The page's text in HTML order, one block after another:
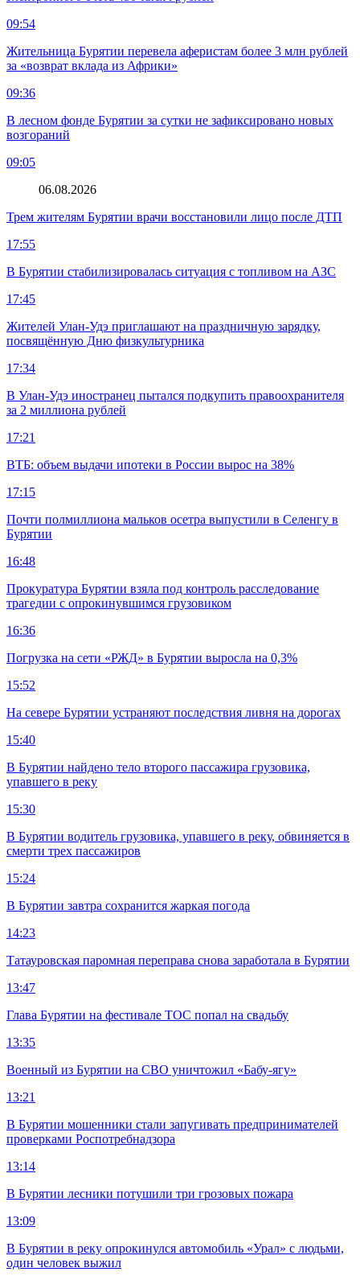
09:54
Жительница Бурятии перевела аферистам более 3 млн рублей
за «возврат вклада из Африки»
09:36
В лесном фонде Бурятии за сутки не зафиксировано новых
возгораний
09:05
06.08.2026
Трем жителям Бурятии врачи восстановили лицо после ДТП
17:55
В Бурятии стабилизировалась ситуация с топливом на АЗС
17:45
Жителей Улан-Удэ приглашают на праздничную зарядку,
посвящённую Дню физкультурника
17:34
В Улан-Удэ иностранец пытался подкупить правоохранителя
за 2 миллиона рублей
17:21
ВТБ: объем выдачи ипотеки в России вырос на 38%
17:15
Почти полмиллиона мальков осетра выпустили в Селенгу в
Бурятии
16:48
Прокуратура Бурятии взяла под контроль расследование
трагедии с опрокинувшимся грузовиком
16:36
Погрузка на сети «РЖД» в Бурятии выросла на 0,3%
15:52
На севере Бурятии устраняют последствия ливня на дорогах
15:40
В Бурятии найдено тело второго пассажира грузовика,
упавшего в реку
15:30
В Бурятии водитель грузовика, упавшего в реку, обвиняется в
смерти трех пассажиров
15:24
В Бурятии завтра сохранится жаркая погода
14:23
Татауровская паромная переправа снова заработала в Бурятии
13:47
Глава Бурятии на фестивале ТОС попал на свадьбу
13:35
Военный из Бурятии на СВО уничтожил «Бабу-ягу»
13:21
В Бурятии мошенники стали запугивать предпринимателей
проверками Роспотребнадзора
13:14
В Бурятии лесники потушили три грозовых пожара
13:09
В Бурятии в реку опрокинулся автомобиль «Урал» с людьми,
один человек выжил